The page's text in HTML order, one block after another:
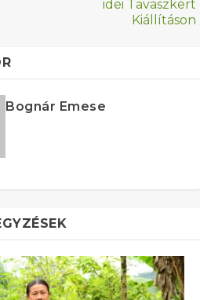
idei Tavaszkert
Kiállításon
Bognár Emese